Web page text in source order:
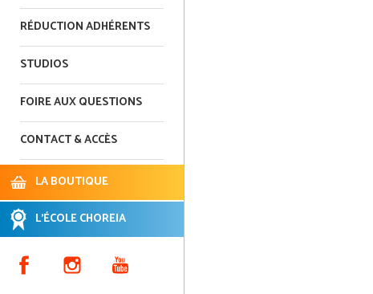
RÉDUCTION ADHÉRENTS
STUDIOS
FOIRE AUX QUESTIONS
CONTACT & ACCÈS
LA BOUTIQUE
L'ÉCOLE CHOREIA